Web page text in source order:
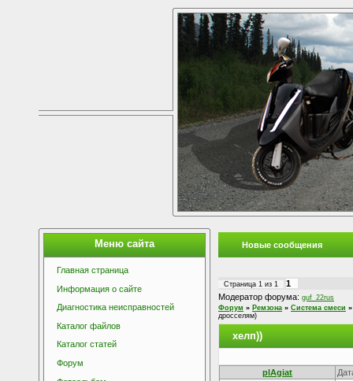
Меню сайта
Главная страница
Информация о сайте
Диагностика неисправностей
Каталог файлов
Каталог статей
Форум
Новые сообщения
Страница 1 из 1
1
Модератор форума: guf_22rus
Форум » Ремзона » Система смеси »
дросселям)
хелп))
plAgiat